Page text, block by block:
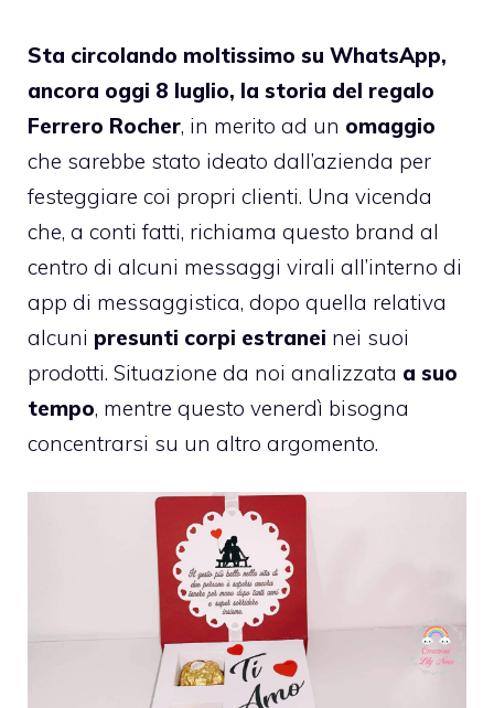
Sta circolando moltissimo su WhatsApp,
ancora oggi 8 luglio, la storia del regalo
Ferrero Rocher, in merito ad un omaggio
che sarebbe stato ideato dall’azienda per
festeggiare coi propri clienti. Una vicenda
che, a conti fatti, richiama questo brand al
centro di alcuni messaggi virali all’interno di
app di messaggistica, dopo quella relativa
alcuni presunti corpi estranei nei suoi
prodotti. Situazione da noi analizzata a suo
tempo, mentre questo venerdì bisogna
concentrarsi su un altro argomento.